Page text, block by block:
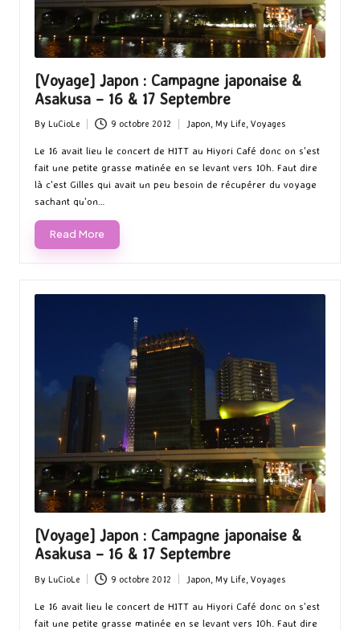
[Voyage] Japon : Campagne japonaise &
Asakusa – 16 & 17 Septembre
Posted
by
By LuCioLe 9 octobre 2012
Posted
in
Japon, My Life, Voyages
Le 16 avait lieu le concert de HITT au Hiyori Café donc on s'est
fait une petite grasse matinée en se levant vers 10h. Faut dire
là c'est Gilles qui avait un peu besoin de récupérer du voyage
sachant qu'on…
Read More
[Voyage] Japon : Campagne japonaise &
Asakusa – 16 & 17 Septembre
Posted
by
By LuCioLe 9 octobre 2012
Posted
in
Japon, My Life, Voyages
Le 16 avait lieu le concert de HITT au Hiyori Café donc on s'est
fait une petite grasse matinée en se levant vers 10h. Faut dire